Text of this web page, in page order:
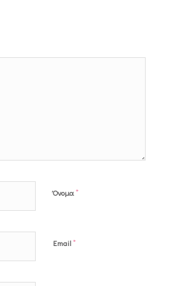
Όνομα*
Email*